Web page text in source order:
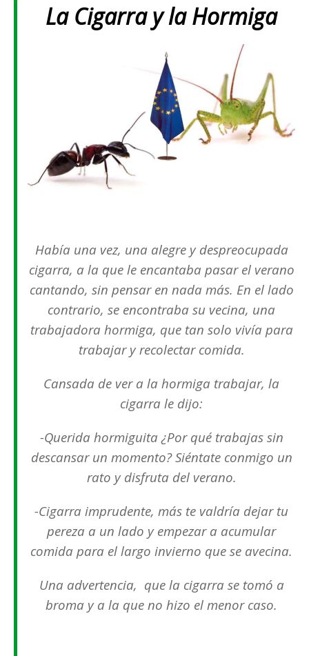
La Cigarra y la Hormiga
Había una vez, una alegre y despreocupada
cigarra, a la que le encantaba pasar el verano
cantando, sin pensar en nada más. En el lado
contrario, se encontraba su vecina, una
trabajadora hormiga, que tan solo vivía para
trabajar y recolectar comida.
Cansada de ver a la hormiga trabajar, la
cigarra le dijo:
-Querida hormiguita ¿Por qué trabajas sin
descansar un momento? Siéntate conmigo un
rato y disfruta del verano.
-Cigarra imprudente, más te valdría dejar tu
pereza a un lado y empezar a acumular
comida para el largo invierno que se avecina.
Una advertencia, que la cigarra se tomó a
broma y a la que no hizo el menor caso.